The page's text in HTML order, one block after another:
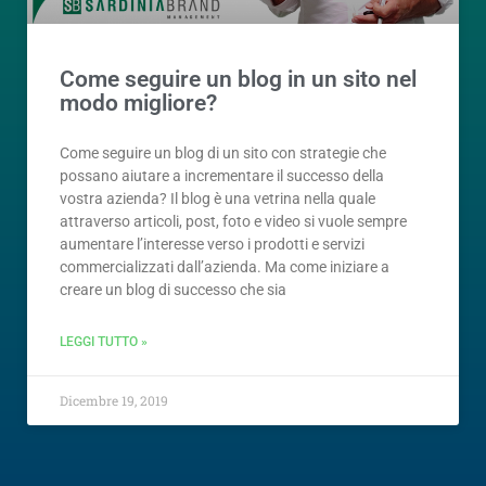
Come seguire un blog in un sito nel
modo migliore?
Come seguire un blog di un sito con strategie che
possano aiutare a incrementare il successo della
vostra azienda? Il blog è una vetrina nella quale
attraverso articoli, post, foto e video si vuole sempre
aumentare l’interesse verso i prodotti e servizi
commercializzati dall’azienda. Ma come iniziare a
creare un blog di successo che sia
LEGGI TUTTO »
Dicembre 19, 2019